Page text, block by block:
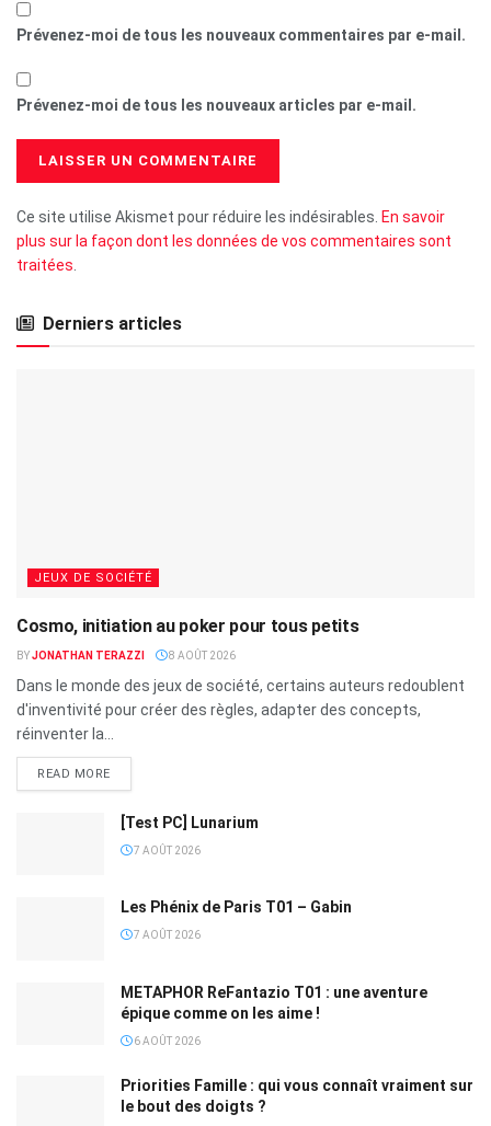
Prévenez-moi de tous les nouveaux commentaires par e-mail.
Prévenez-moi de tous les nouveaux articles par e-mail.
Ce site utilise Akismet pour réduire les indésirables. En savoir
plus sur la façon dont les données de vos commentaires sont
traitées
Derniers articles
JEUX DE SOCIÉTÉ
Cosmo, initiation au poker pour tous petits
BYJONATHAN TERAZZI 8 AOÛT 2026
Dans le monde des jeux de société, certains auteurs redoublent
d'inventivité pour créer des règles, adapter des concepts,
réinventer la...
READ MORE
[Test PC] Lunarium
7 AOÛT 2026
Les Phénix de Paris T01 – Gabin
7 AOÛT 2026
METAPHOR ReFantazio T01 : une aventure
épique comme on les aime !
6 AOÛT 2026
Priorities Famille : qui vous connaît vraiment sur
le bout des doigts ?